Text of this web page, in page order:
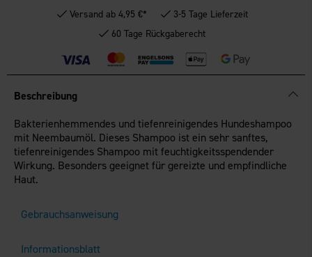
Versand ab 4,95 €*
3-5 Tage Lieferzeit
60 Tage Rückgaberecht
Beschreibung
Bakterienhemmendes und tiefenreinigendes Hundeshampoo
mit Neembaumöl. Dieses Shampoo ist ein sehr sanftes,
tiefenreinigendes Shampoo mit feuchtigkeitsspendender
Wirkung. Besonders geeignet für gereizte und empfindliche
Haut.
Gebrauchsanweisung
Informationsblatt